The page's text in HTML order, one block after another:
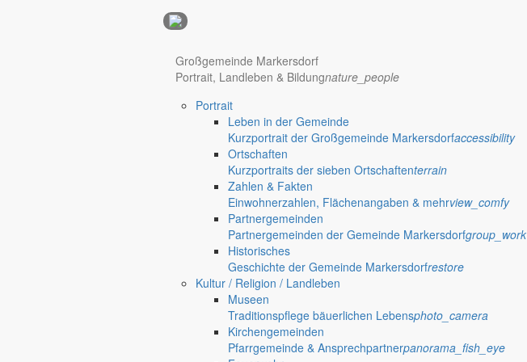
Hotel Nürnberg
Regional werben auf markersdorf.de! anzeigen@gemeinde-markersdorf.de
Großgemeinde Markersdorf
Portrait, Landleben & Bildungnature_people
Portrait
Leben in der Gemeinde
Kurzportrait der Großgemeinde Markersdorfaccessibility
Ortschaften
Kurzportraits der sieben Ortschaftenterrain
Zahlen & Fakten
Einwohnerzahlen, Flächenangaben & mehrview_comfy
Partnergemeinden
Partnergemeinden der Gemeinde Markersdorfgroup_work
Historisches
Geschichte der Gemeinde Markersdorfrestore
Kultur / Religion / Landleben
Museen
Traditionspflege bäuerlichen Lebensphoto_camera
Kirchengemeinden
Pfarrgemeinde & Ansprechpartnerpanorama_fish_eye
Deutsch-Paulsdorf
Jauernick-Buschbach